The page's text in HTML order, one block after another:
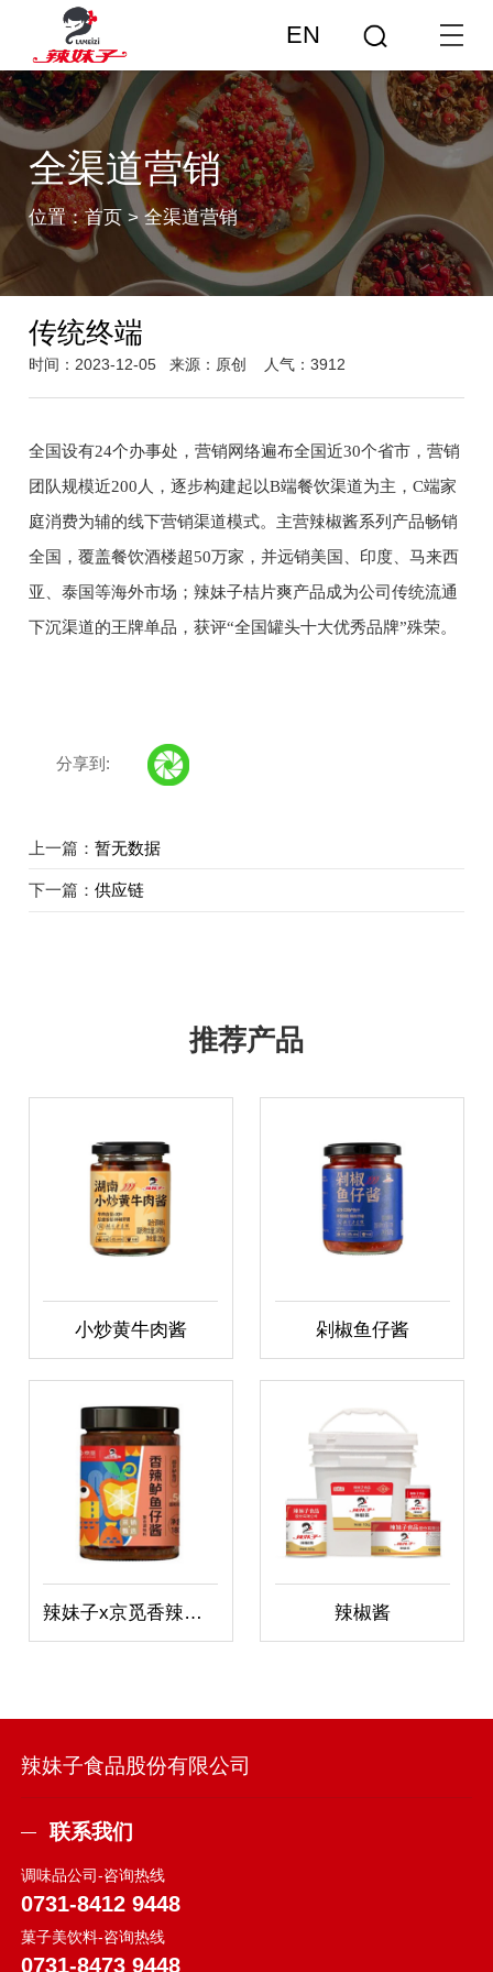
EN
全渠道营销
位置：首页> 全渠道营销
传统终端
时间：2023-12-05 来源：原创 人气：3912
全国设有24个办事处，营销网络遍布全国近30个省市，营销
团队规模近200人，逐步构建起以B端餐饮渠道为主，C端家
庭消费为辅的线下营销渠道模式。主营辣椒酱系列产品畅销
全国，覆盖餐饮酒楼超50万家，并远销美国、印度、马来西
亚、泰国等海外市场；辣妹子桔片爽产品成为公司传统流通
下沉渠道的王牌单品，获评“全国罐头十大优秀品牌”殊荣。
分享到:
上一篇： 暂无数据
下一篇： 供应链
推荐产品
小炒黄牛肉酱 剁椒鱼仔酱
辣妹子x京觅香辣鲈鱼仔酱 辣椒酱
辣妹子食品股份有限公司
联系我们
调味品公司-咨询热线
0731-8412 9448
菓子美饮料-咨询热线
0731-8473 9448